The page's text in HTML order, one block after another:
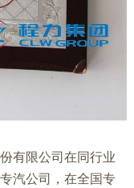
有限公司在同行业
汽公司，在全国专